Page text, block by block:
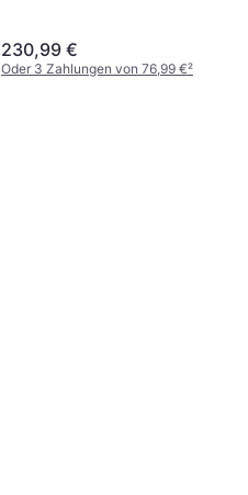
230,99 €
Oder 3 Zahlungen von 76,99 €²